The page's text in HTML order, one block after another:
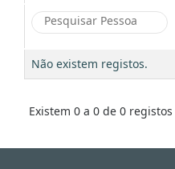
Não existem registos.
Existem 0 a 0 de 0 registos